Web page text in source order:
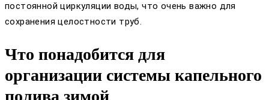
постоянной циркуляции воды, что очень важно для
сохранения целостности труб.
Что понадобится для
организации системы капельного
полива зимой